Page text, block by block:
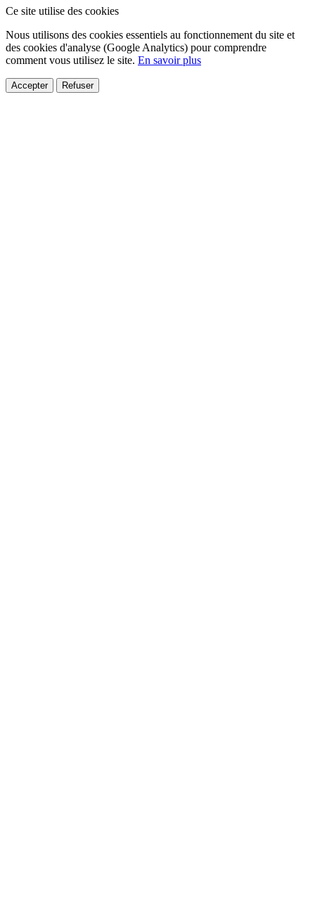
Ce site utilise des cookies
Nous utilisons des cookies essentiels au fonctionnement du site et
des cookies d'analyse (Google Analytics) pour comprendre
comment vous utilisez le site. En savoir plus
Accepter Refuser